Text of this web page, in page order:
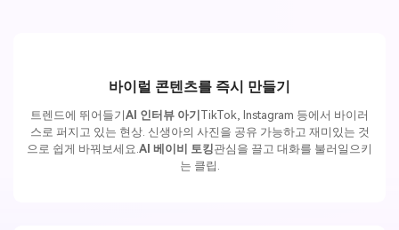
바이럴 콘텐츠를 즉시 만들기
트렌드에 뛰어들기AI 인터뷰 아기 TikTok, Instagram 등에서 바이러
스로 퍼지고 있는 현상. 신생아의 사진을 공유 가능하고 재미있는 것
으로 쉽게 바꿔보세요.AI 베이비 토킹관심을 끌고 대화를 불러일으키
는 클립.